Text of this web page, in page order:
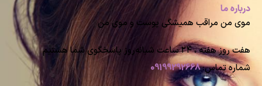
درباره ما
موی من مراقب همیشگی پوست و موی من
هفت روز هفته ، ۲۴ ساعت شبانه‌روز پاسخگوی شما هستیم
شماره تماس:09199292668